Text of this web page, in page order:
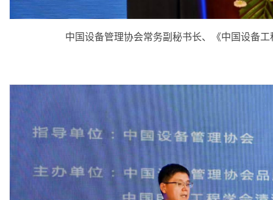
中国设备管理协会常务副秘书长、《中国设备工程